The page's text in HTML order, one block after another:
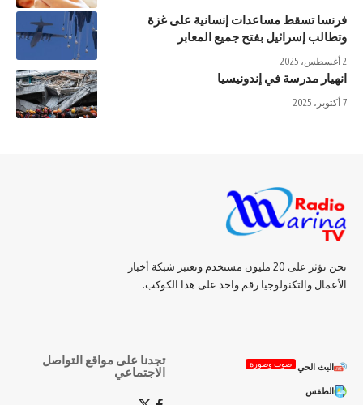
فرنسا تسقط مساعدات إنسانية على غزة
وتطالب إسرائيل بفتح جميع المعابر
2 أغسطس، 2025
انهيار مدرسة في إندونيسيا
7 أكتوبر، 2025
نحن نؤثر على 20 مليون مستخدم ونعتبر شبكة أخبار
الأعمال والتكنولوجيا رقم واحد على هذا الكوكب.
البث الحي صوت وصورة
الطقس
تجدنا على مواقع التواصل
الاجتماعي